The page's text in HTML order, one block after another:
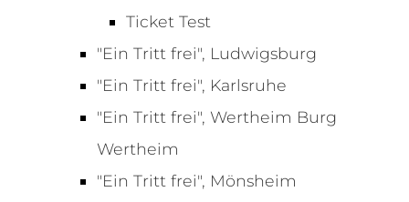
Ticket Test
"Ein Tritt frei", Ludwigsburg
"Ein Tritt frei", Karlsruhe
"Ein Tritt frei", Wertheim Burg
Wertheim
"Ein Tritt frei", Mönsheim